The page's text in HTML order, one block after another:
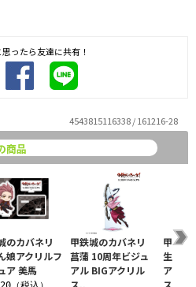
思ったら友達に共有！
4543815116338 / 161216-28
商品
のカバネリ
娘アクリルフ
ア 美馬
甲鉄城のカバネリ
菖蒲 10周年ビジュ
アル BIGアクリル
ス..
甲鉄城
生駒
アル
ス..